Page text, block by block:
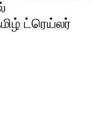
ட்ரெய்லர்